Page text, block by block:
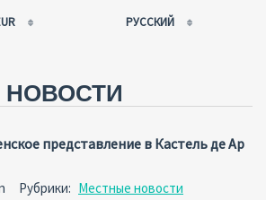
РУССКИЙ
ESPAÑOL
НОВОСТИ
представление в Кастель де Ар
Рубрики: Местные новости